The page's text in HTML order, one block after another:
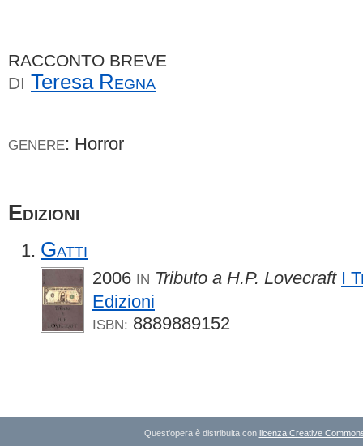
RACCONTO BREVE
DI Teresa Regna
GENERE: Horror
Edizioni
Gatti
2006 IN Tributo a H.P. Lovecraft I
Edizioni
ISBN: 8889889152
Quest'opera è distribuita con licenza Creative